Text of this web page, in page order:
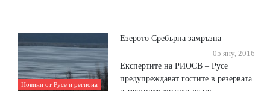
Новини от Русе и региона
Езерото Сребърна замръзна
05 яну, 2016
Експертите на РИОСВ – Русе
предупреждават гостите в резервата